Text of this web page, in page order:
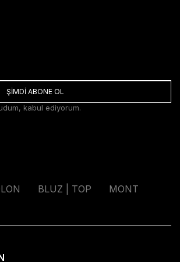
ŞİMDİ ABONE OL
kabul ediyorum.
BLUZ | TOP MONT